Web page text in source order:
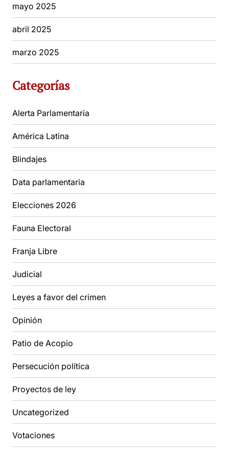
mayo 2025
abril 2025
marzo 2025
Categorías
Alerta Parlamentaria
América Latina
Blindajes
Data parlamentaria
Elecciones 2026
Fauna Electoral
Franja Libre
Judicial
Leyes a favor del crimen
Opinión
Patio de Acopio
Persecución política
Proyectos de ley
Uncategorized
Votaciones